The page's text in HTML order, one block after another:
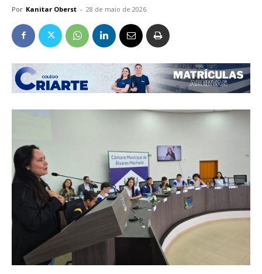
Por Kanitar Oberst - 28 de maio de 2026